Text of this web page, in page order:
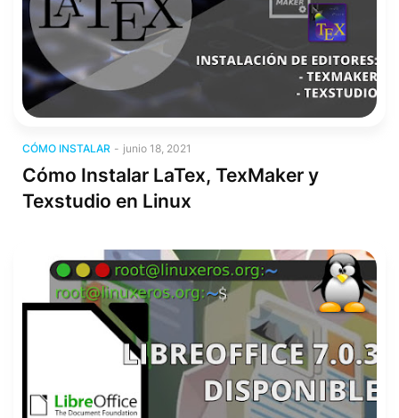
CÓMO INSTALAR - junio 18, 2021
Cómo Instalar LaTex, TexMaker y
Texstudio en Linux